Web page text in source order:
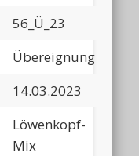
56_Ü_23
Übereignung
14.03.2023
Löwenkopf-
Mix